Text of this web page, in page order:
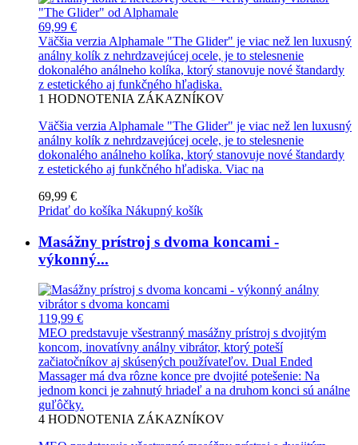
69,99 €
Väčšia verzia Alphamale "The Glider" je viac než len luxusný
análny kolík z nehrdzavejúcej ocele, je to stelesnenie
dokonalého análneho kolíka, ktorý stanovuje nové štandardy
z estetického aj funkčného hľadiska.
1 HODNOTENIA ZÁKAZNÍKOV
Väčšia verzia Alphamale "The Glider" je viac než len luxusný
análny kolík z nehrdzavejúcej ocele, je to stelesnenie
dokonalého análneho kolíka, ktorý stanovuje nové štandardy
z estetického aj funkčného hľadiska. Viac na
69,99 €
Pridať do košíka Nákupný košík
Masážny prístroj s dvoma koncami -
výkonný...
119,99 €
MEO predstavuje všestranný masážny prístroj s dvojitým
koncom, inovatívny análny vibrátor, ktorý poteší
začiatočníkov aj skúsených používateľov. Dual Ended
Massager má dva rôzne konce pre dvojité potešenie: Na
jednom konci je zahnutý hriadeľ a na druhom konci sú análne
guľôčky.
4 HODNOTENIA ZÁKAZNÍKOV